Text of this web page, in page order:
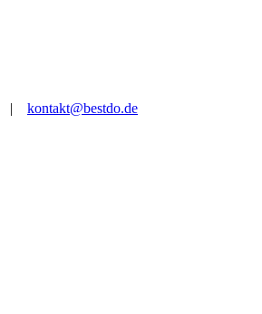
| kontakt@bestdo.de